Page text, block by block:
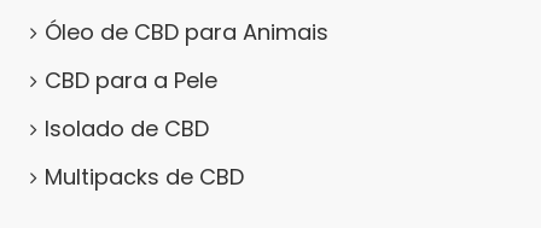
Óleo de CBD para Animais
CBD para a Pele
Isolado de CBD
Multipacks de CBD